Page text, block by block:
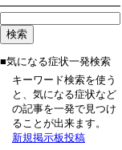
■気になる症状一発検索
キーワード検索を使う
と、気になる症状など
の記事を一発で見つけ
ることが出来ます。
新規掲示板投稿